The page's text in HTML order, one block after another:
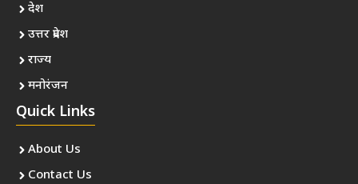
देश
उत्तर प्रदेश
राज्य
मनोरंजन
Quick Links
About Us
Contact Us